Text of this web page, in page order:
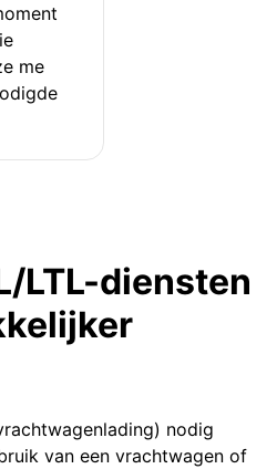
me
LTL-diensten
nodig
van een vrachtwagen of